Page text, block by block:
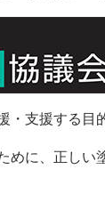
・支援する目
に、正しい